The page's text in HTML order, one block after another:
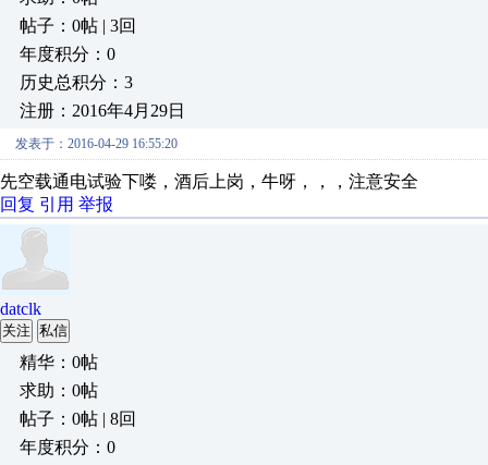
帖子：0帖 | 3回
年度积分：0
历史总积分：3
注册：2016年4月29日
发表于：2016-04-29 16:55:20
先空载通电试验下喽，酒后上岗，牛呀，，，注意安全
回复 引用 举报
datclk
关注 私信
精华：0帖
求助：0帖
帖子：0帖 | 8回
年度积分：0